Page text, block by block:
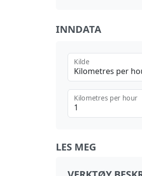
INNDATA
Kilometres per
Kilde
Kilometres per hour
LES MEG